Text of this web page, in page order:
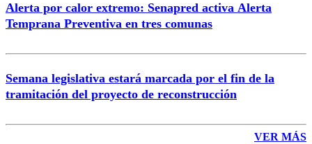
Alerta por calor extremo: Senapred activa Alerta
Temprana Preventiva en tres comunas
Semana legislativa estará marcada por el fin de la
tramitación del proyecto de reconstrucción
VER MÁS